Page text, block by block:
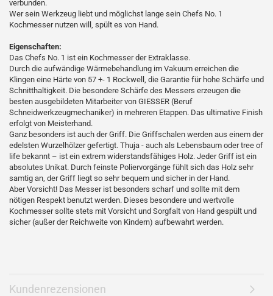
verbunden.
Wer sein Werkzeug liebt und möglichst lange sein Chefs No. 1
Kochmesser nutzen will, spült es von Hand.
Eigenschaften:
Das Chefs No. 1 ist ein Kochmesser der Extraklasse.
Durch die aufwändige Wärmebehandlung im Vakuum erreichen die
Klingen eine Härte von 57 +- 1 Rockwell, die Garantie für hohe Schärfe und
Schnitthaltigkeit. Die besondere Schärfe des Messers erzeugen die
besten ausgebildeten Mitarbeiter von GIESSER (Beruf
Schneidwerkzeugmechaniker) in mehreren Etappen. Das ultimative Finish
erfolgt von Meisterhand.
Ganz besonders ist auch der Griff. Die Griffschalen werden aus einem der
edelsten Wurzelhölzer gefertigt. Thuja - auch als Lebensbaum oder tree of
life bekannt – ist ein extrem widerstandsfähiges Holz. Jeder Griff ist ein
absolutes Unikat. Durch feinste Poliervorgänge fühlt sich das Holz sehr
samtig an, der Griff liegt so sehr bequem und sicher in der Hand.
Aber Vorsicht! Das Messer ist besonders scharf und sollte mit dem
nötigen Respekt benutzt werden. Dieses besondere und wertvolle
Kochmesser sollte stets mit Vorsicht und Sorgfalt von Hand gespült und
sicher (außer der Reichweite von Kindern) aufbewahrt werden.
Kundenrezensionen